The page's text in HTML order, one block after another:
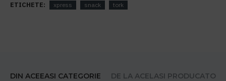
ETICHETE: xpress snack tork
DIN ACEEASI CATEGORIE DE LA ACELASI PRODUCATOR